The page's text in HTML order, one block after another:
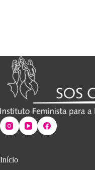
Início